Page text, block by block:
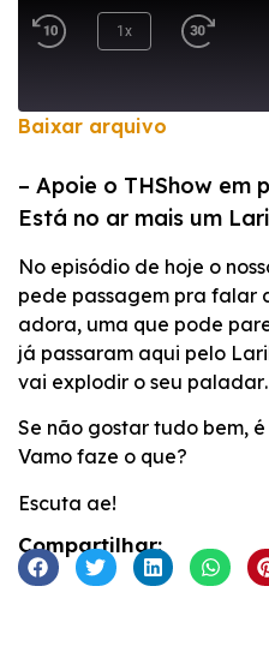
1x
FEED RSS
LINK
INCORPORAR
Baixar arquivo
– Apoie o THShow em
Está no ar mais um
No episódio de hoje o
pede passagem pra falar
adora, uma que pode
já passaram aqui pelo
vai explodir o seu
Se não gostar tudo bem,
Vamo faze o que?
Escuta ae!
Compartilhar: